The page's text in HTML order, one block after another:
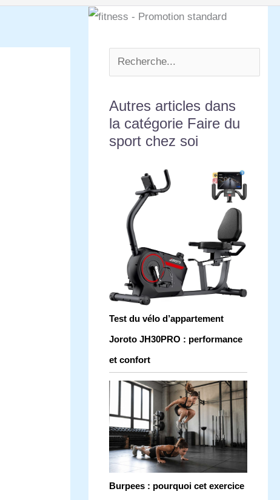
Autres articles dans
la catégorie Faire du
sport chez soi
Test du vélo d’appartement
Joroto JH30PRO : performance
et confort
Burpees : pourquoi cet exercice